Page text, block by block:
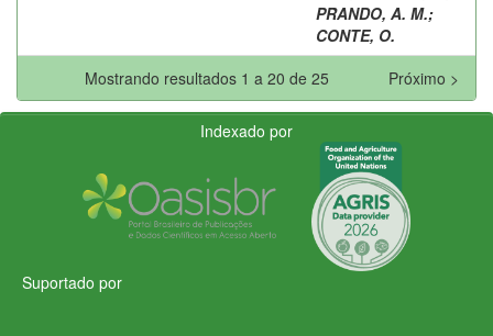
PRANDO, A. M.;
CONTE, O.
Mostrando resultados 1 a 20 de 25
Próximo >
Indexado por
Suportado por